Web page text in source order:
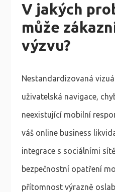
V jakých
může
výzvu?
Nestandardizovaná
uživatelská navigace,
neexistující mobilní
váš online business
integrace s sociálními
bezpečnostní opatření
přítomnost výrazně